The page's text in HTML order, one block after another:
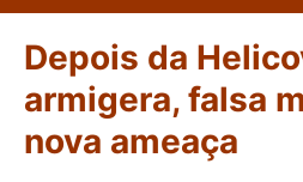
Depois da
armigera, falsa
nova ameaça